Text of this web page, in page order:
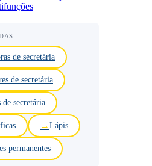
de secretária
de secretária
de secretária
Lápis
permanentes